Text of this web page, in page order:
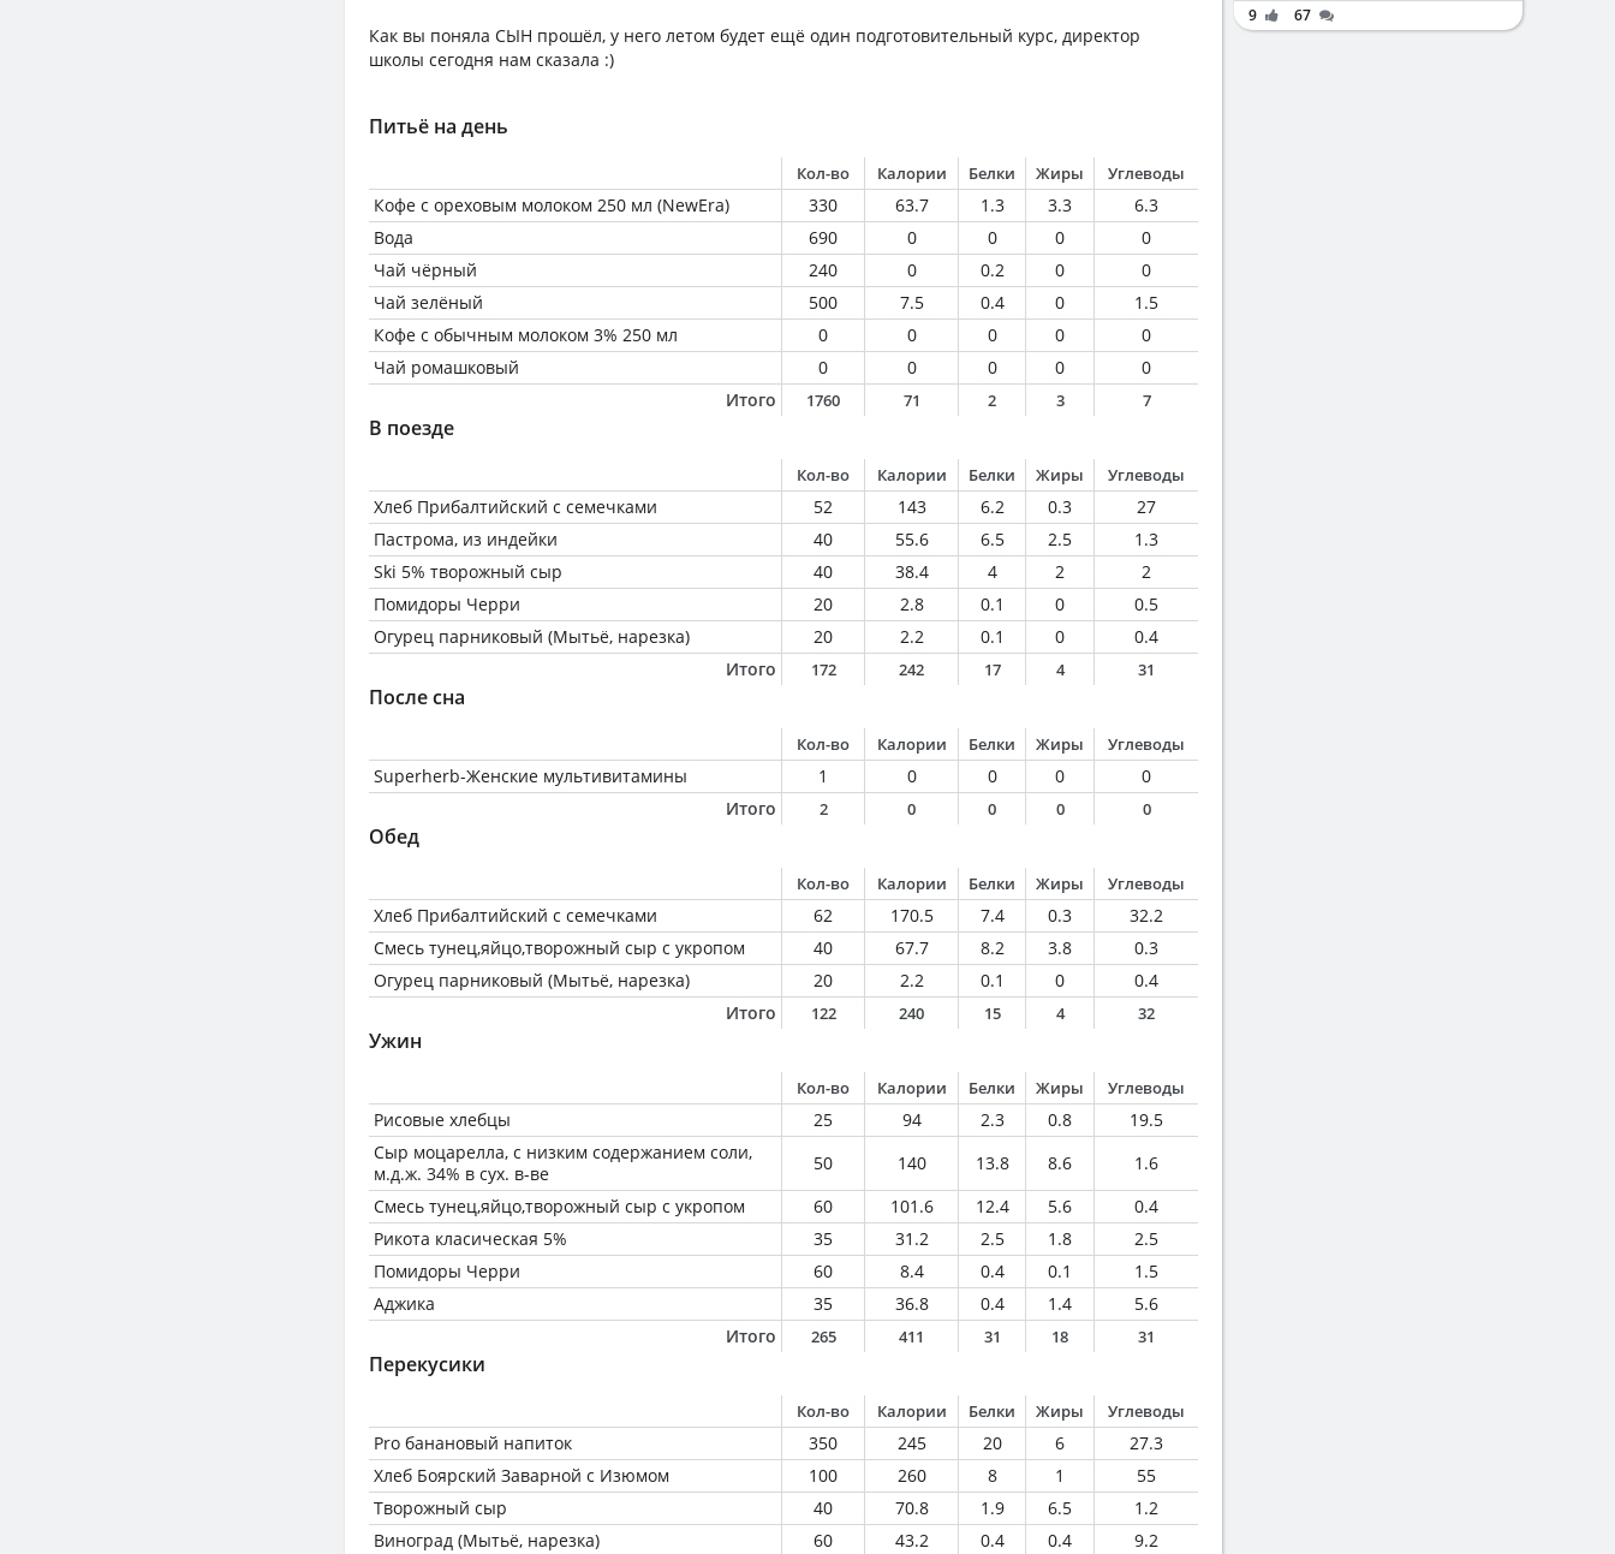
Как вы поняла СЫН прошёл, у него летом будет ещё один подготовительный курс, директор
школы сегодня нам сказала :)
Питьё на день
Кол-во Калории Белки Жиры Углеводы
Кофе с ореховым молоком 250 мл (NewEra) 330 63.7 1.3 3.3
6.3
Вода
690 0 0 0
0
Чай чёрный
240 0 0.2 0
0
Чай зелёный
500 7.5 0.4 0
1.5
Кофе с обычным молоком 3% 250 мл
0 0 0 0
0
Чай ромашковый
0 0 0 0
0
Итого
1760 71 2 3 7
В поезде
Кол-во Калории Белки Жиры Углеводы
Хлеб Прибалтийский с семечками 52 143 6.2 0.3
27
Пастрома, из индейки
40 55.6 6.5 2.5
1.3
Ski 5% творожный сыр
40 38.4 4 2
2
Помидоры Черри
20 2.8 0.1 0
0.5
Огурец парниковый (Мытьё, нарезка)
20 2.2 0.1 0
0.4
Итого
172 242 17 4 31
После сна
Кол-во Калории Белки Жиры Углеводы
Superherb-Женские мультивитамины 1 0 0 0
0
Итого
2 0 0 0 0
Обед
Кол-во Калории Белки Жиры Углеводы
Хлеб Прибалтийский с семечками 62 170.5 7.4 0.3
32.2
Смесь тунец,яйцо,творожный сыр с укропом
40 67.7 8.2 3.8
0.3
Огурец парниковый (Мытьё, нарезка)
20 2.2 0.1 0
0.4
Итого
122 240 15 4 32
Ужин
Кол-во Калории Белки Жиры Углеводы
Рисовые хлебцы 25 94 2.3 0.8
19.5
Сыр моцарелла, с низким содержанием соли,
м.д.ж. 34% в сух. в-ве
50 140 13.8 8.6
1.6
Смесь тунец,яйцо,творожный сыр с укропом
60 101.6 12.4 5.6
0.4
Рикота класическая 5%
35 31.2 2.5 1.8
2.5
Помидоры Черри
60 8.4 0.4 0.1
1.5
Аджика
35 36.8 0.4 1.4
5.6
Итого
265 411 31 18 31
Перекусики
Кол-во Калории Белки Жиры Углеводы
Pro банановый напиток 350 245 20 6
27.3
Хлеб Боярский Заварной с Изюмом
100 260 8 1
55
Творожный сыр
40 70.8 1.9 6.5
1.2
Виноград (Мытьё, нарезка)
60 43.2 0.4 0.4 9.2
9 67